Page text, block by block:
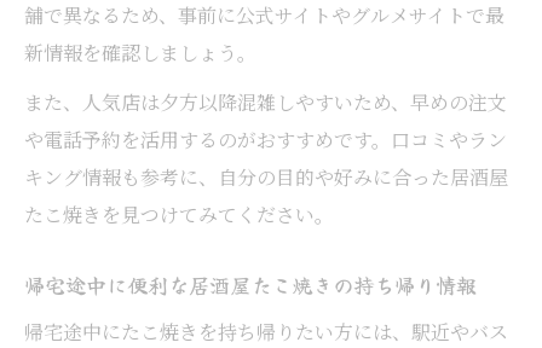
舗で異なるため、事前に公式サイトやグルメサイトで最
新情報を確認しましょう。
また、人気店は夕方以降混雑しやすいため、早めの注文
や電話予約を活用するのがおすすめです。口コミやラン
キング情報も参考に、自分の目的や好みに合った居酒屋
たこ焼きを見つけてみてください。
帰宅途中に便利な居酒屋たこ焼きの持ち帰り情報
帰宅途中にたこ焼きを持ち帰りたい方には、駅近やバス